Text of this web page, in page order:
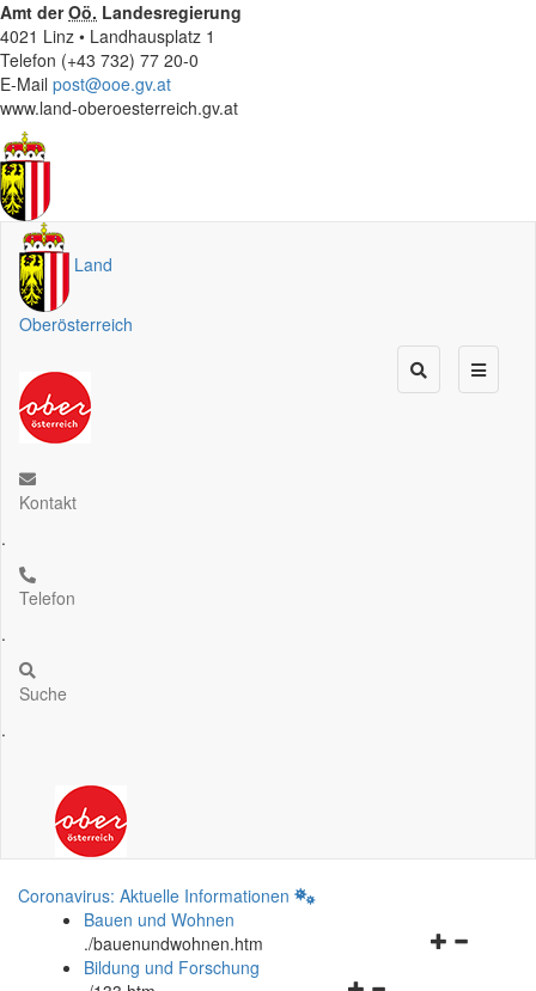
Amt derOö. Landesregierung
4021 Linz • Landhausplatz 1
Telefon (+43 732) 77 20-0
E-Mail post@ooe.gv.at
www.land-oberoesterreich.gv.at
Land
Oberösterreich
Kontakt
.
Telefon
.
Suche
.
Coronavirus: Aktuelle Informationen
Bauen und Wohnen
./bauenundwohnen.htm
Bildung und Forschung